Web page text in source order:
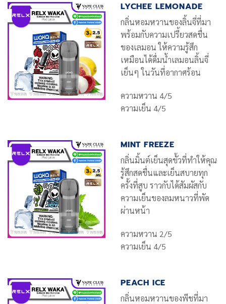
LYCHEE LEMONADE
กลิ่นหอมหวานของลิ้นจี่ที่มา
พร้อมกับความเปรี้ยวสดชื่น
ของเลมอน ให้ความรู้สึก
เหมือนได้ดื่มน้ำเลมอนลิ้นจี่
เย็นๆ ในวันที่อากาศร้อน
ความหวาน 4/5
ความเย็น 4/5
MINT FREEZE
กลิ่นมิ้นต์เย็นสุดขั้วที่ทำให้คุณ
รู้สึกสดชื่นและเย็นสบายทุก
ครั้งที่สูบ ราวกับได้สัมผัสกับ
ความเย็นของลมหนาวที่พัด
ผ่านหน้า
ความหวาน 2/5
ความเย็น 4/5
PEACH ICE
กลิ่นหอมหวานของพีชที่มา